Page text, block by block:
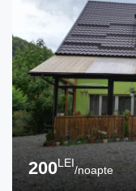
200LEI
/noapte